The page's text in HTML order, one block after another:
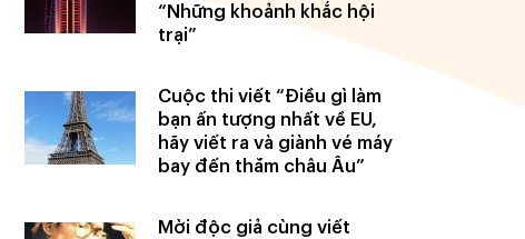
“Những khoảnh khắc hội
trại”
Cuộc thi viết “Điều gì làm
bạn ấn tượng nhất về EU,
hãy viết ra và giành vé máy
bay đến thăm châu Âu”
Mời độc giả cùng viết